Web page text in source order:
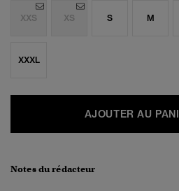
XXS XS S M
XXXL
AJOUTER AU
Notes du rédacteur